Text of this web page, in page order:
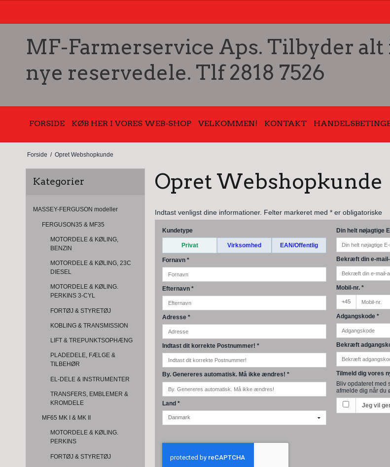
MF-Farmerservice Aps. Tilbyder alt
nye reservedele. Tlf 2818 7526
FORSIDE KØB HER I VORES WEB-SHOP VELKOMMEN! KONTAKT
Forside / Opret Webshopkunde
Kategorier
MASSEY-FERGUSON modeller
FERGUSON35 & MF35
MOTORDELE & KØLING,
BENZIN
MOTORDELE & KØLING, 23C
DIESEL
MOTORDELE & KØLING.
PERKINS 3-CYL
FORTØJ & STYRETØJ
KOBLING & TRANSMISSION
LIFT & TREPUNKTSOPHÆNG
PLADEDELE, FÆLGE &
TILBEHØR
EL-DELE & INSTRUMENTER
TRANSFERS, EMBLEMER &
KROMDELE
MF65 MK I & MK II
MOTORDELE & KØLING.
PERKINS
FORTØJ & STYRETØJ
Opret Webshopkunde
Indtast venligst dine informationer. Felter markeret med * er obligatoriske
Kundetype
Privat Virksomhed EAN/Offentlig
Fornavn*
Efternavn*
Adresse*
Indtast dit korrekte Postnummer!*
By. Genereres automatisk. Må ikke ændres!*
Land*
Din helt nøjagtige
Bekræft din e-
Mobil-nr. *
+45
Adgangskode *
Bekræft
Tilmeld dig vores
Bliv opdateret med
afmelde dig når du
Jeg vil